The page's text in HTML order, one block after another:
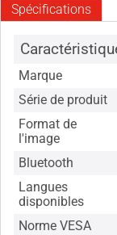
Spécifications
Marque
Série de produit
Format de
l'image
Bluetooth
Langues
disponibles
Norme VESA